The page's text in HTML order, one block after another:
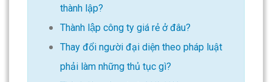
thành lập?
Thành lập công ty giá rẻ ở đâu?
Thay đổi người đại diện theo pháp luật
phải làm những thủ tục gì?